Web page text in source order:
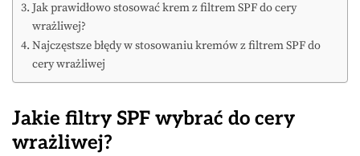
Jak prawidłowo stosować krem z filtrem SPF do cery
wrażliwej?
Najczęstsze błędy w stosowaniu kremów z filtrem SPF do
cery wrażliwej
Jakie filtry SPF wybrać do cery
wrażliwej?